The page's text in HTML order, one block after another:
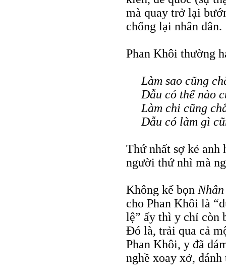
mà quay trở lại
chống lại nhân dân.
Phan Khôi thường
Làm sao cũng
Dẫu có thế nào
Làm chi cũng
Dẫu có làm gì
Thứ nhất sợ kẻ anh
người thứ nhì mà
Không kể bọn
cho Phan Khôi là
lệ” ấy thì y chỉ còn
Đó là, trải qua cả
Phan Khôi, y đã
nghề xoay xở,